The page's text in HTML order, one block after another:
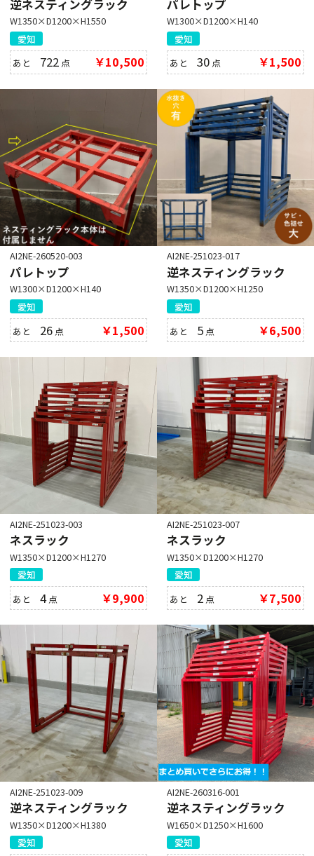
逆ネスティングラック
W1350×D1200×H1550
愛知
あと 722 点 ￥10,500
パレトップ
W1300×D1200×H140
愛知
あと30 点 ￥1,500
AI2NE-260520-003
パレトップ
W1300×D1200×H140
愛知
あと 26 点 ￥1,500
AI2NE-251023-017
逆ネスティングラック
W1350×D1200×H1250
愛知
あと 5 点 ￥6,500
AI2NE-251023-003
ネスラック
W1350×D1200×H1270
愛知
あと4点 ￥9,900
AI2NE-251023-007
ネスラック
W1350×D1200×H1270
愛知
あと 2 点 ￥7,500
AI2NE-251023-009
逆ネスティングラック
W1350×D1200×H1380
愛知
AI2NE-260316-001
逆ネスティングラック
W1650×D1250×H1600
愛知